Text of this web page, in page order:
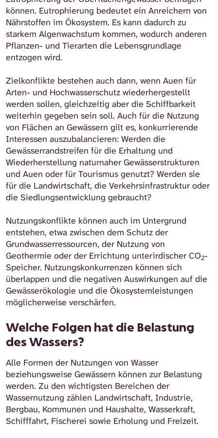
können. Eutrophierung bedeutet ein Anreichern von
Nährstoffen im Ökosystem. Es kann dadurch zu
starkem Algenwachstum kommen, wodurch anderen
Pflanzen- und Tierarten die Lebensgrundlage
entzogen wird.
Zielkonflikte bestehen auch dann, wenn Auen für
Arten- und Hochwasserschutz wiederhergestellt
werden sollen, gleichzeitig aber die Schiffbarkeit
weiterhin gegeben sein soll. Auch für die Nutzung
von Flächen an Gewässern gilt es, konkurrierende
Interessen auszubalancieren: Werden die
Gewässerrandstreifen für die Erhaltung und
Wiederherstellung naturnaher Gewässerstrukturen
und Auen oder für Tourismus genutzt? Werden sie
für die Landwirtschaft, die Verkehrsinfrastruktur oder
die Siedlungsentwicklung gebraucht?
Nutzungskonflikte können auch im Untergrund
entstehen, etwa zwischen dem Schutz der
Grundwasserressourcen, der Nutzung von
Geothermie oder der Errichtung unterirdischer CO2-
Speicher. Nutzungskonkurrenzen können sich
überlappen und die negativen Auswirkungen auf die
Gewässerökologie und die Ökosystemleistungen
möglicherweise verschärfen.
Welche Folgen hat die Belastung
des Wassers?
Alle Formen der Nutzungen von Wasser
beziehungsweise Gewässern können zur Belastung
werden. Zu den wichtigsten Bereichen der
Wassernutzung zählen Landwirtschaft, Industrie,
Bergbau, Kommunen und Haushalte, Wasserkraft,
Schifffahrt, Fischerei sowie Erholung und Freizeit.